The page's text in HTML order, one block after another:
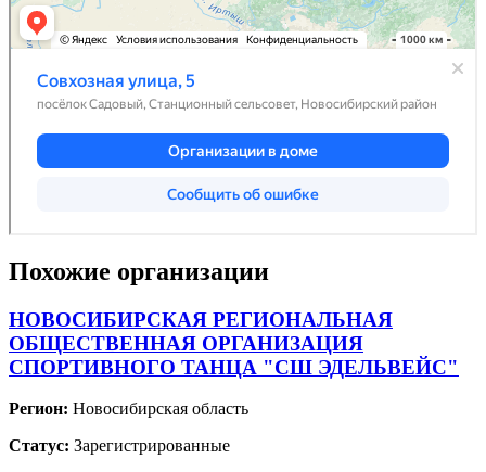
Похожие организации
НОВОСИБИРСКАЯ РЕГИОНАЛЬНАЯ
ОБЩЕСТВЕННАЯ ОРГАНИЗАЦИЯ
СПОРТИВНОГО ТАНЦА "СШ ЭДЕЛЬВЕЙС"
Регион: Новосибирская область
Статус: Зарегистрированные